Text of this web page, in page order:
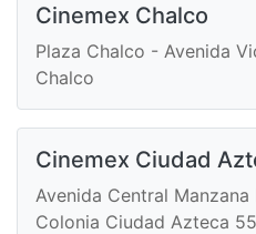
Cinemex Chalco
Plaza Chalco - Avenida
Chalco
Cinemex Ciudad
Avenida Central
Colonia Ciudad Azteca